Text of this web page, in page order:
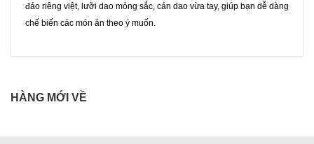
đáo riêng việt, lưỡi dao mỏng sắc, cán dao vừa tay, giúp bạn dễ dàng
chế biến các món ăn theo ý muốn.
HÀNG MỚI VỀ